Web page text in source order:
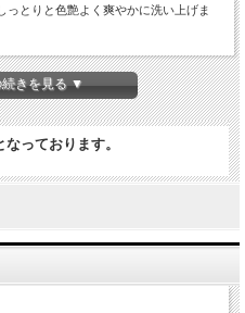
とりと色艶よく爽やかに洗い上げま
髪のモイスチャーバランスを整え、髪を
ャンプーですから男女兼用で、お使いい
ス、 ダイズ種子エキス、 ニンニク根
根エキス、 アルニカ花エキス、 セイヨ
エキス、 オランダガラシ葉/茎エキ
きを見る ▼
っております。